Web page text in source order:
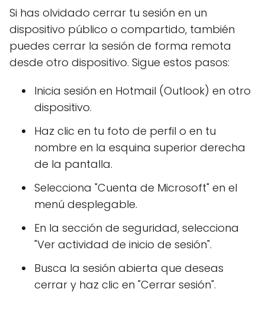
Si has olvidado cerrar tu sesión en un
dispositivo público o compartido, también
puedes cerrar la sesión de forma remota
desde otro dispositivo. Sigue estos pasos:
Inicia sesión en Hotmail (Outlook) en otro
dispositivo.
Haz clic en tu foto de perfil o en tu
nombre en la esquina superior derecha
de la pantalla.
Selecciona "Cuenta de Microsoft" en el
menú desplegable.
En la sección de seguridad, selecciona
"Ver actividad de inicio de sesión".
Busca la sesión abierta que deseas
cerrar y haz clic en "Cerrar sesión".